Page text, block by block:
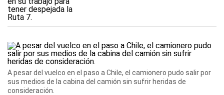
A pesar del vuelco en el paso a Chile, el camionero pudo salir por
sus medios de la cabina del camión sin sufrir heridas de
consideración.